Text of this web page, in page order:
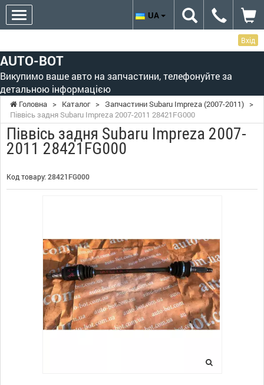
Вхід
AUTO-BOT
Викупимо ваше авто на запчастини, телефонуйте за
детальною інформацією
UA
Головна > Каталог > Запчастини Subaru Impreza (2007-2011) >
Піввісь задня Subaru Impreza 2007-2011 28421FG000
Піввісь задня Subaru Impreza 2007-
2011 28421FG000
Код товару: 28421FG000